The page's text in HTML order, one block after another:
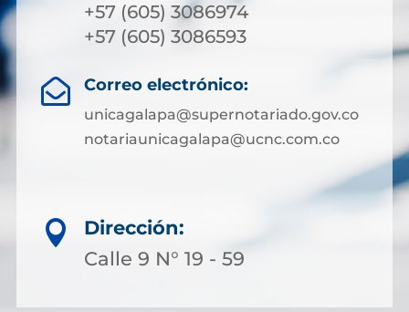
+57 (605) 3086974
+57 (605) 3086593
 Correo electrónico:
unicagalapa@supernotariado.gov.co
notariaunicagalapa@ucnc.com.co

Dirección:
Calle 9 N° 19 - 59